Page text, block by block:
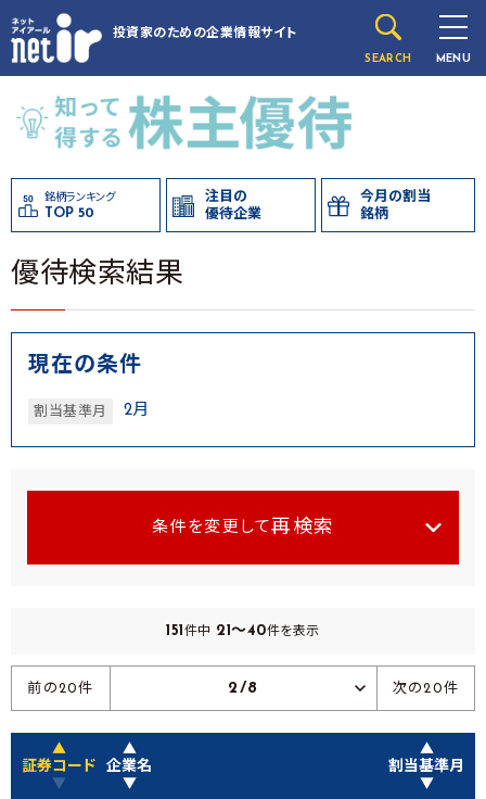
投資家のための企業情報サイト
SEARCH MENU
銘柄ランキング
TOP 50
注目の
優待企業
今月の割当
銘柄
優待検索結果
現在の条件
割当基準月 2月
条件を変更して 再検索
151 件中 21～40件を表示
前の20件 2/8 次の20件
▲
証券コード
▼
▲
企業名
▼
▲
割当基準月
▼